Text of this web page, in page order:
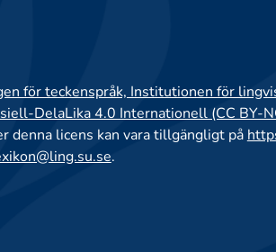
för teckenspråk, Institutionen för
DelaLika 4.0 Internationell (CC BY-
denna licens kan vara tillgängligt på
.